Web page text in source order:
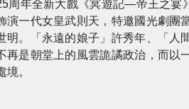
周年全新大戲《冥遊記—帝王之宴
演一代女皇武則天，特邀國光劇團
明。「永遠的娘子」許秀年、「人
再是朝堂上的風雲詭譎政治，而以
。